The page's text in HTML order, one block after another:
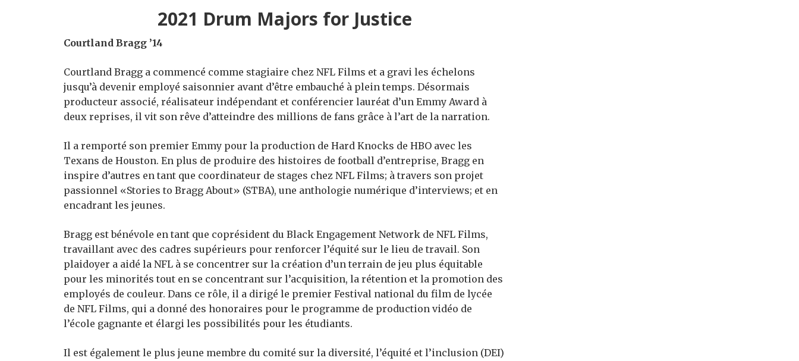
2021 Drum Majors for Justice
Courtland Bragg ’14
Courtland Bragg a commencé comme stagiaire chez NFL Films et a gravi les échelons
jusqu’à devenir employé saisonnier avant d’être embauché à plein temps. Désormais
producteur associé, réalisateur indépendant et conférencier lauréat d’un Emmy Award à
deux reprises, il vit son rêve d’atteindre des millions de fans grâce à l’art de la narration.
Il a remporté son premier Emmy pour la production de Hard Knocks de HBO avec les
Texans de Houston. En plus de produire des histoires de football d’entreprise, Bragg en
inspire d’autres en tant que coordinateur de stages chez NFL Films; à travers son projet
passionnel «Stories to Bragg About» (STBA), une anthologie numérique d’interviews; et en
encadrant les jeunes.
Bragg est bénévole en tant que coprésident du Black Engagement Network de NFL Films,
travaillant avec des cadres supérieurs pour renforcer l’équité sur le lieu de travail. Son
plaidoyer a aidé la NFL à se concentrer sur la création d’un terrain de jeu plus équitable
pour les minorités tout en se concentrant sur l’acquisition, la rétention et la promotion des
employés de couleur. Dans ce rôle, il a dirigé le premier Festival national du film de lycée
de NFL Films, qui a donné des honoraires pour le programme de production vidéo de
l’école gagnante et élargi les possibilités pour les étudiants.
Il est également le plus jeune membre du comité sur la diversité, l’équité et l’inclusion (DEI)